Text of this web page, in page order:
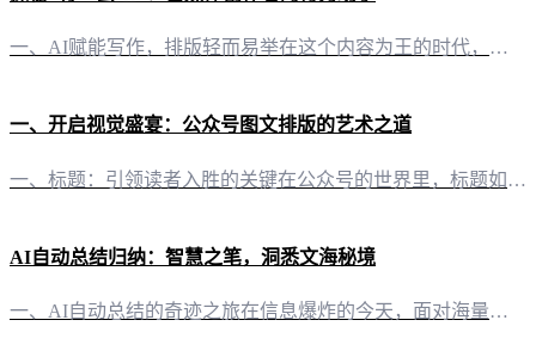
一、AI赋能写作，排版轻而易举在这个内容为王的时代，自媒体创作者对于文章的质量和排版都有着极高的要求。“有一云AI”正是这样一款创新型AI智能写作+排版软件，为自媒体创作者带来了前所未有的便捷。 二、内容排版，千款装修皮肤任你选择“有一云AI”在内容排版方面，提供包含标题、内容、图文、分隔、引导五大类数千款装修皮肤。无论是简约大气，还是清新活泼，都能在这里找到合适的风格。创作者可以根据自己的喜好
一、开启视觉盛宴：公众号图文排版的艺术之道
一、标题：引领读者入胜的关键在公众号的世界里，标题如同门面的招牌，吸引读者的第一步。简洁、有力、富有吸引力的标题，是开启读者阅读兴趣的钥匙。使用“有一云AI”智能创作工具，你可以轻松生成符合阅读习惯的标题，让读者一眼便被吸引。 二、内容：内容为王，创意先行内容是文章的灵魂，创意是内容的生命。“有一云AI”不仅支持基础创作，还能根据你的需求进行段落扩写和内容润色，让你的文章更具深度和广度。同时，A
AI自动总结归纳：智慧之笔，洞悉文海秘境
一、AI自动总结的奇迹之旅在信息爆炸的今天，面对海量文章，如何快速捕捉核心观点，提炼关键信息，成为了一项至关重要的技能。而“有一云AI”正是这样一位智慧之笔，以其卓越的AI自动总结功能，带领我们走进高效阅读的新时代。 二、AI总结的艺术：化繁为简，洞悉文章灵魂“有一云AI”的自动总结功能，犹如一位文学大师，它能够深入文章肌理，精准捕捉文章主旨，将冗长的内容凝练成简洁的摘要。这种化繁为简的能力，不